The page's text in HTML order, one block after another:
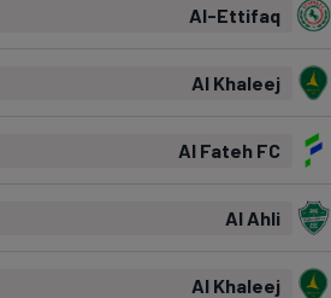
Al-Ettifaq
Al Khaleej
Al Fateh FC
Al Ahli
Al Khaleej